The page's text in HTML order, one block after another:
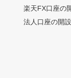
楽天FX口座の
法人口座の開設